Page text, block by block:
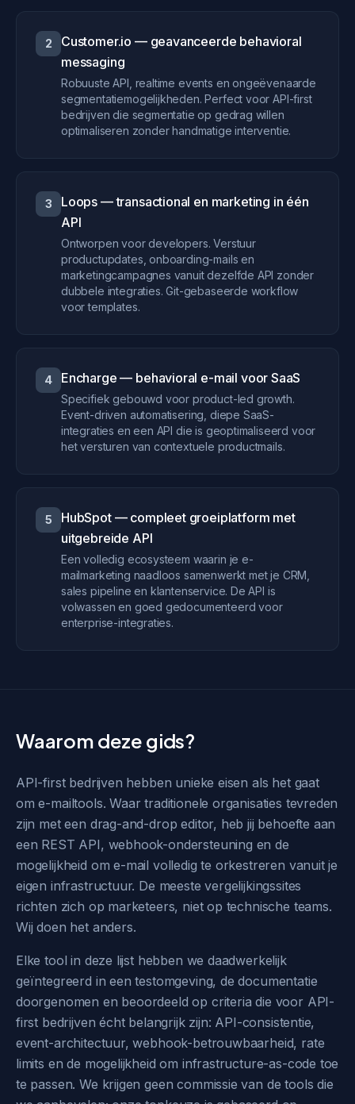
2
Customer.io — geavanceerde behavioral
messaging
Robuuste API, realtime events en ongeëvenaarde
segmentatiemogelijkheden. Perfect voor API-first
bedrijven die segmentatie op gedrag willen
optimaliseren zonder handmatige interventie.
3
Loops — transactional en marketing in één
API
Ontworpen voor developers. Verstuur
productupdates, onboarding-mails en
marketingcampagnes vanuit dezelfde API zonder
dubbele integraties. Git-gebaseerde workflow
voor templates.
4 Encharge — behavioral e-mail voor SaaS
Specifiek gebouwd voor product-led growth.
Event-driven automatisering, diepe SaaS-
integraties en een API die is geoptimaliseerd voor
het versturen van contextuele productmails.
5
HubSpot — compleet groeiplatform met
uitgebreide API
Een volledig ecosysteem waarin je e-
mailmarketing naadloos samenwerkt met je CRM,
sales pipeline en klantenservice. De API is
volwassen en goed gedocumenteerd voor
enterprise-integraties.
Waarom deze gids?
API-first bedrijven hebben unieke eisen als het gaat
om e-mailtools. Waar traditionele organisaties tevreden
zijn met een drag-and-drop editor, heb jij behoefte aan
een REST API, webhook-ondersteuning en de
mogelijkheid om e-mail volledig te orkestreren vanuit je
eigen infrastructuur. De meeste vergelijkingssites
richten zich op marketeers, niet op technische teams.
Wij doen het anders.
Elke tool in deze lijst hebben we daadwerkelijk
geïntegreerd in een testomgeving, de documentatie
doorgenomen en beoordeeld op criteria die voor API-
first bedrijven écht belangrijk zijn: API-consistentie,
event-architectuur, webhook-betrouwbaarheid, rate
limits en de mogelijkheid om infrastructure-as-code toe
te passen. We krijgen geen commissie van de tools die